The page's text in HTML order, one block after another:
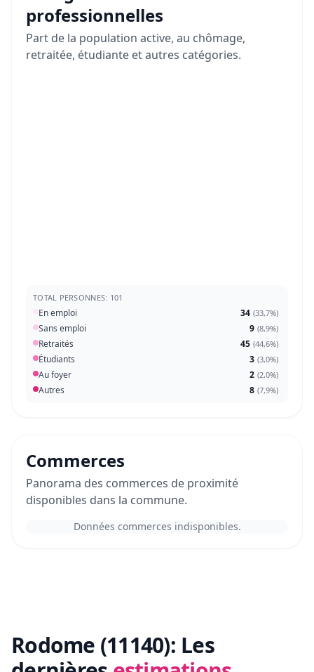
professionnelles
Part de la population active, au chômage,
retraitée, étudiante et autres catégories.
TOTAL PERSONNES: 101
En emploi 34 (33,7%)
Sans emploi 9 (8,9%)
Retraités 45 (44,6%)
Étudiants 3 (3,0%)
Au foyer 2 (2,0%)
Autres 8 (7,9%)
Commerces
Panorama des commerces de proximité
disponibles dans la commune.
Données commerces indisponibles.
Rodome (11140): Les